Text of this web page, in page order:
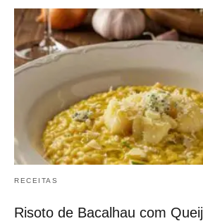
RECEITAS
Risoto de Bacalhau com